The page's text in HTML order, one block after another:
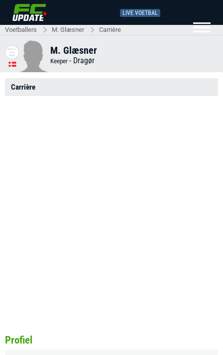
LIVE VOETBAL
Voetballers M. Glæsner Carrière
M. Glæsner
Keeper - Dragør
Carrière
Profiel